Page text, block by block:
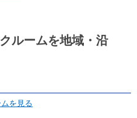
ルームを地域・沿
を見る